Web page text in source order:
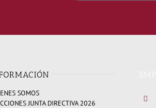
SOMOS
JUNTA DIRECTIVA 2026